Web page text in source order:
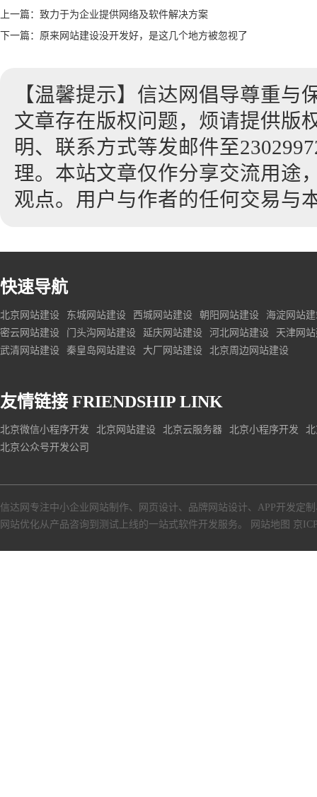
上一篇： 致力于为企业提供网络及软件解决方案
下一篇： 原来网站建设没开发好，是这几个地方被忽视了
【温馨提示】信达网倡导尊重与
文章存在版权问题，烦请提供版
明、联系方式等发邮件至
理。本站文章仅作分享交流用途
观点。用户与作者的任何交易与
快速导航
北京网站建设 东城网站建设 西城网站建设 朝阳网站建设
海淀网站
密云网站建设
门头沟网站建设 延庆网站建设 河北网站建设
天津网
武清网站建设
秦皇岛网站建设 大厂网站建设 北京周边网站建设
友情链接 FRIENDSHIP LINK
北京微信小程序开发 北京网站建设 北京云服务器 北京小程序开发
北京公众号开发公司
信达网专注中小企业网站制作、 网页设计、 品牌网站设计、 APP开发定制
网站优化从产品咨询到测试上线的一站式软件开发服务。
网站地图 京